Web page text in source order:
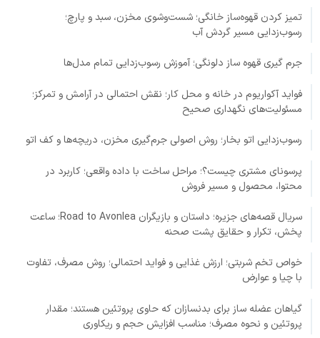
تمیز کردن قهوه‌ساز خانگی؛ شست‌وشوی مخزن، سبد و پارچ؛
رسوب‌زدایی مسیر گردش آب
جرم گیری قهوه ساز دلونگی؛ آموزش رسوب‌زدایی تمام مدل‌ها
فواید آکواریوم در خانه و محل کار؛ نقش احتمالی در آرامش و تمرکز؛
مسئولیت‌های نگهداری صحیح
رسوب‌زدایی اتو بخار؛ روش اصولی جرم‌گیری مخزن، دریچه‌ها و کف اتو
پرسونای مشتری چیست؟؛ مراحل ساخت با داده واقعی؛ کاربرد در
محتوا، محصول و مسیر فروش
سریال قصه‌های جزیره؛ داستان و بازیگران Road to Avonlea؛ ساعت
پخش، تکرار و حقایق پشت صحنه
خواص تخم شربتی؛ ارزش غذایی و فواید احتمالی؛ روش مصرف، تفاوت
با چیا و عوارض
گیاهان عضله ساز برای بدنسازان که حاوی پروتئین هستند؛ مقدار
پروتئین و نحوه مصرف؛ مناسب افزایش حجم و ریکاوری